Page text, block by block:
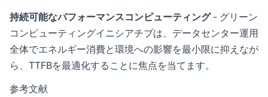
持続可能なパフォーマンスコンピューティング- グリーン
コンピューティングイニシアチブは、データセンター運用
全体でエネルギー消費と環境への影響を最小限に抑えなが
ら、TTFBを最適化することに焦点を当てます。
参考文献